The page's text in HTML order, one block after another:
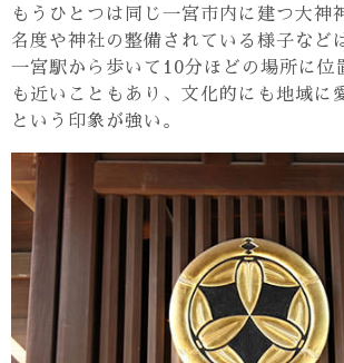
もうひとつは同じ一宮市内に建つ大神
名度や神社の整備されている様子など
一宮駅から歩いて10分ほどの場所に位
も近いこともあり、文化的にも地域に
という印象が強い。